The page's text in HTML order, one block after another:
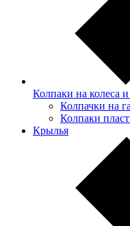
Колпаки на колеса
Колпачки на
Колпаки
Крылья